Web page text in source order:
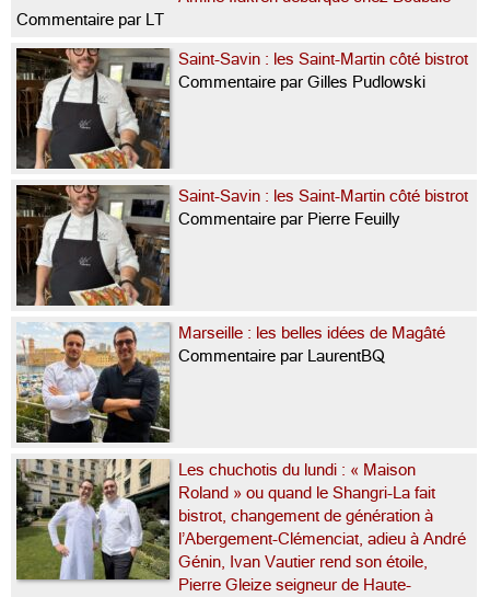
Commentaire par LT
Saint-Savin : les Saint-Martin côté bistrot
Commentaire par Gilles Pudlowski
Saint-Savin : les Saint-Martin côté bistrot
Commentaire par Pierre Feuilly
Marseille : les belles idées de Magâté
Commentaire par LaurentBQ
Les chuchotis du lundi : « Maison
Roland » ou quand le Shangri-La fait
bistrot, changement de génération à
l’Abergement-Clémenciat, adieu à André
Génin, Ivan Vautier rend son étoile,
Pierre Gleize seigneur de Haute-